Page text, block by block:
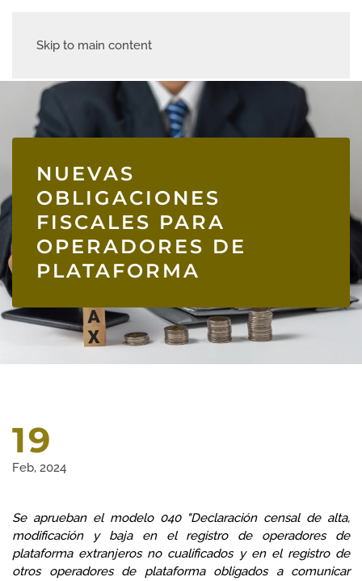
Skip to main content
NUEVAS
OBLIGACIONES
FISCALES PARA
OPERADORES DE
PLATAFORMA
19
Feb, 2024
Se aprueban el modelo 040 "Declaración censal de alta,
modificación y baja en el registro de operadores de
plataforma extranjeros no cualificados y en el registro de
otros operadores de plataforma obligados a comunicar